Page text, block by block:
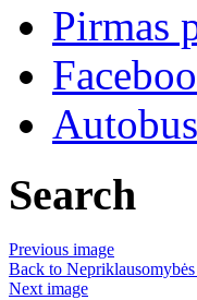
Pirmas
Search
Previous image
Back to
Next image